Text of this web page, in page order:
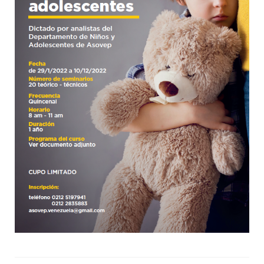
CineForo – Tenemos que hablar de Kevin
CineForo – La Ladrona de Libros
CineForo – Hannan Arendt
Curso de Psicoterapia Psicoanálitica
Actividades del Mes
Actividades Docentes
Instituto de Psicoanálisis
Admisión
Departamento de Niños y Adolescentes (DNA)
Actividades